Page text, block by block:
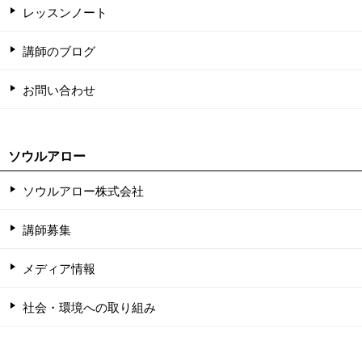
レッスンノート
講師のブログ
お問い合わせ
ソウルアロー
ソウルアロー株式会社
講師募集
メディア情報
社会・環境への取り組み